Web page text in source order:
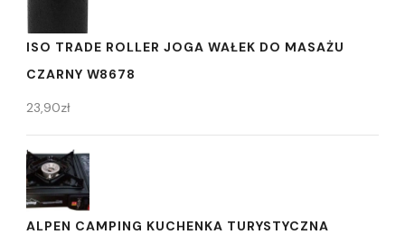
ISO TRADE ROLLER JOGA WAŁEK DO MASAŻU
CZARNY W8678
23,90zł
ALPEN CAMPING KUCHENKA TURYSTYCZNA